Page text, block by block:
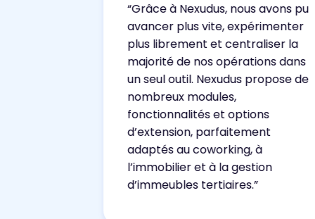
“Grâce à Nexudus, nous avons pu
avancer plus vite, expérimenter
plus librement et centraliser la
majorité de nos opérations dans
un seul outil. Nexudus propose de
nombreux modules,
fonctionnalités et options
d’extension, parfaitement
adaptés au coworking, à
l’immobilier et à la gestion
d’immeubles tertiaires.”